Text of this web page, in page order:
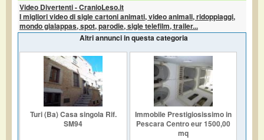
Video Divertenti - CranioLeso.it
I migliori video di sigle cartoni animati, video animali, ridoppiaggi,
mondo gialappas, spot, parodie, sigle telefilm, trailer...
Altri annunci in questa categoria
Turi (Ba) Casa singola Rif.
SM94
Immobile Prestigiosissimo in
Pescara Centro eur 1500,00
mq